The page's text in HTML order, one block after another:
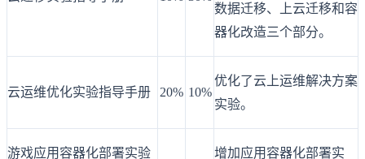
数据迁移、上云迁移和容
器化改造三个部分。
云运维优化实验指导手册 20% 10%
优化了云上运维解决方案
实验。
游戏应用容器化部署实验
增加应用容器化部署实